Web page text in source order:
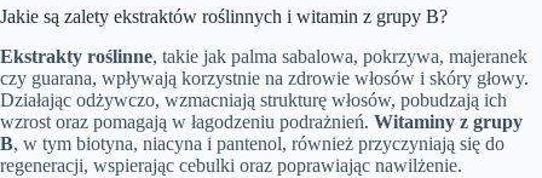
Jakie są zalety ekstraktów roślinnych i witamin z grupy B?
Ekstrakty roślinne, takie jak palma sabalowa, pokrzywa, majeranek
czy guarana, wpływają korzystnie na zdrowie włosów i skóry głowy.
Działając odżywczo, wzmacniają strukturę włosów, pobudzają ich
wzrost oraz pomagają w łagodzeniu podrażnień. Witaminy z grupy
B, w tym biotyna, niacyna i pantenol, również przyczyniają się do
regeneracji, wspierając cebulki oraz poprawiając nawilżenie.